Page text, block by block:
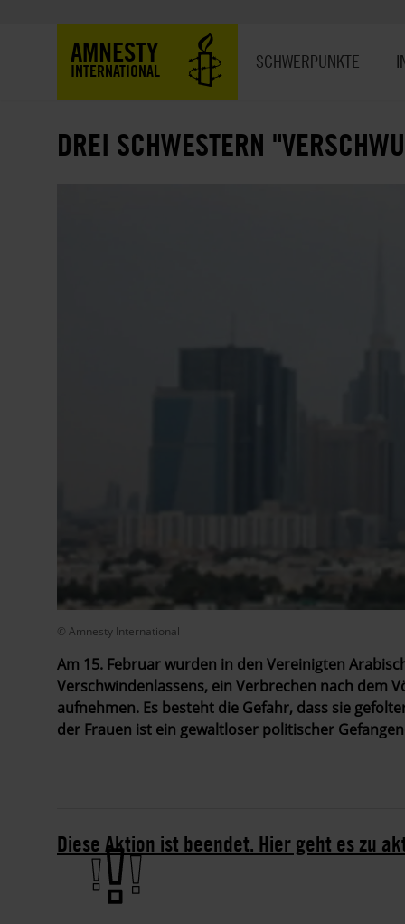
AMNESTY
INTERNATIONAL SCHWERPUNKTE
DREI SCHWESTERN
© Amnesty International
Am 15. Februar wurden in den Vereinigten
Verschwindenlassens, ein Verbrechen nach dem
aufnehmen. Es besteht die Gefahr, dass sie
der Frauen ist ein gewaltloser politischer
Diese Aktion ist beendet. Hier geht es zu